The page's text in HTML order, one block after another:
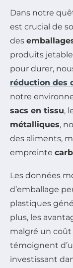
Dans notre
est crucial de
des
produits
pour durer,
réduction des
notre
sacs en tissu,
métalliques,
des aliments,
empreinte
Les données
d’emballage
plastiques
plus, les
malgré un
témoignent
investissant